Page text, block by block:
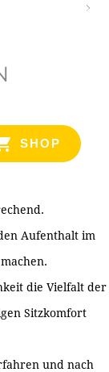
SHOP
Aufenthalt im
die Vielfalt der
Sitzkomfort
und nach